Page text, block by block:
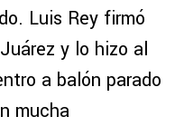
Luis Rey firmó
y lo hizo al
a balón parado
mucha